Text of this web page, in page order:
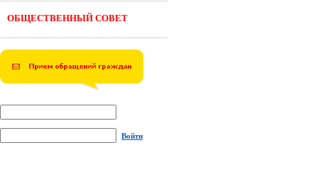
ОБЩЕСТВЕННЫЙ СОВЕТ
Войти